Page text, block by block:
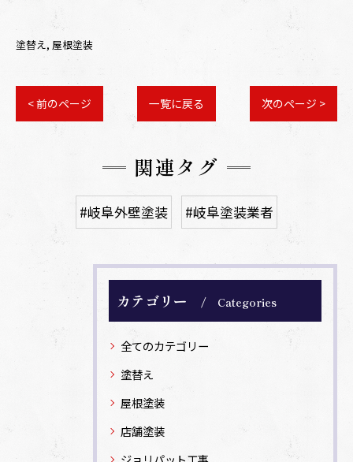
塗替え 屋根塗装
< 前のページ 一覧に戻る 次のページ >
関連タグ
#岐阜外壁塗装 #岐阜塗装業者
カテゴリー Categories
全てのカテゴリー
塗替え
屋根塗装
店舗塗装